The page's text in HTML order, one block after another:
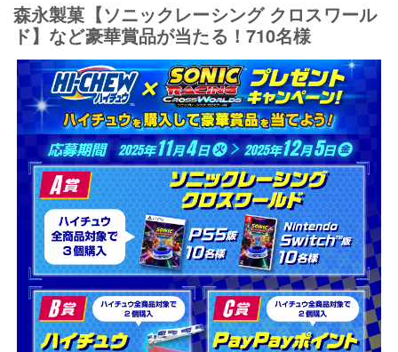
森永製菓【ソニックレーシング クロスワール
ド】など豪華賞品が当たる！710名様